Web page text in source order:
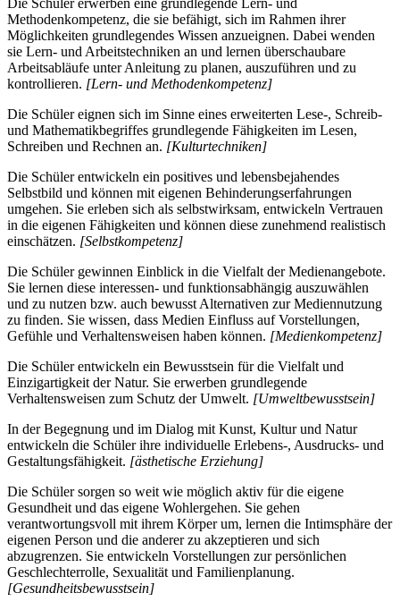
Die Schüler erwerben eine grundlegende Lern- und
Methodenkompetenz, die sie befähigt, sich im Rahmen ihrer
Möglichkeiten grundlegendes Wissen anzueignen. Dabei wenden
sie Lern- und Arbeitstechniken an und lernen überschaubare
Arbeitsabläufe unter Anleitung zu planen, auszuführen und zu
kontrollieren. [Lern- und Methodenkompetenz]
Die Schüler eignen sich im Sinne eines erweiterten Lese-, Schreib-
und Mathematikbegriffes grundlegende Fähigkeiten im Lesen,
Schreiben und Rechnen an. [Kulturtechniken]
Die Schüler entwickeln ein positives und lebensbejahendes
Selbstbild und können mit eigenen Behinderungserfahrungen
umgehen. Sie erleben sich als selbstwirksam, entwickeln Vertrauen
in die eigenen Fähigkeiten und können diese zunehmend realistisch
einschätzen. [Selbstkompetenz]
Die Schüler gewinnen Einblick in die Vielfalt der Medienangebote.
Sie lernen diese interessen- und funktionsabhängig auszuwählen
und zu nutzen bzw. auch bewusst Alternativen zur Mediennutzung
zu finden. Sie wissen, dass Medien Einfluss auf Vorstellungen,
Gefühle und Verhaltensweisen haben können. [Medienkompetenz]
Die Schüler entwickeln ein Bewusstsein für die Vielfalt und
Einzigartigkeit der Natur. Sie erwerben grundlegende
Verhaltensweisen zum Schutz der Umwelt. [Umweltbewusstsein]
In der Begegnung und im Dialog mit Kunst, Kultur und Natur
entwickeln die Schüler ihre individuelle Erlebens-, Ausdrucks- und
Gestaltungsfähigkeit. [ästhetische Erziehung]
Die Schüler sorgen so weit wie möglich aktiv für die eigene
Gesundheit und das eigene Wohlergehen. Sie gehen
verantwortungsvoll mit ihrem Körper um, lernen die Intimsphäre der
eigenen Person und die anderer zu akzeptieren und sich
abzugrenzen. Sie entwickeln Vorstellungen zur persönlichen
Geschlechterrolle, Sexualität und Familienplanung.
[Gesundheitsbewusstsein]